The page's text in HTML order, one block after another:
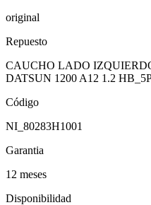
original
Repuesto
CAUCHO LADO
DATSUN 1200 A12 1.2
Código
NI_80283H1001
Garantia
12 meses
Disponibilidad